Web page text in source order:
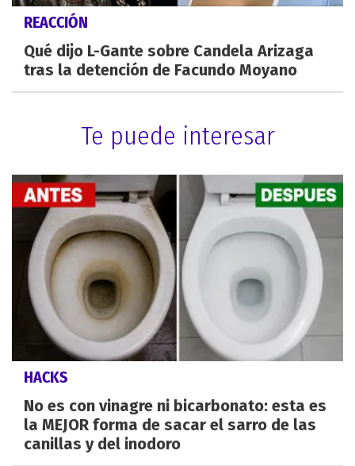
REACCIÓN
Qué dijo L-Gante sobre Candela Arizaga
tras la detención de Facundo Moyano
Te puede interesar
HACKS
No es con vinagre ni bicarbonato: esta es
la MEJOR forma de sacar el sarro de las
canillas y del inodoro